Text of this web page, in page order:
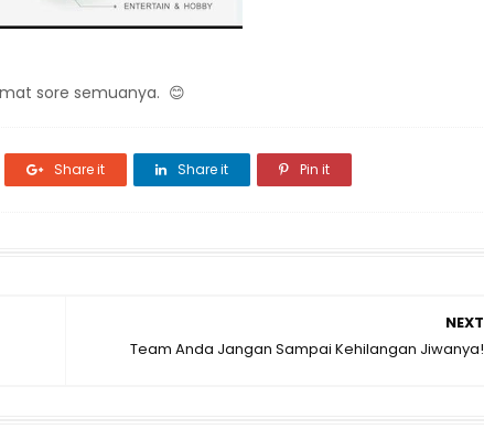
sore semuanya. 😊
Share it Share it Pin it
NEXT
Team Anda Jangan Sampai Kehilangan Jiwanya!